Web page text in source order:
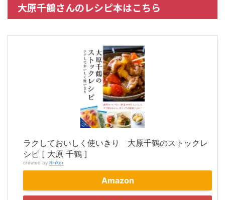
大原千鶴さんのレシピ本はこちら
ラクしておいしく使いきり 大原千鶴のストックレ
シピ [ 大原 千鶴 ]
created by Rinker
Amazon